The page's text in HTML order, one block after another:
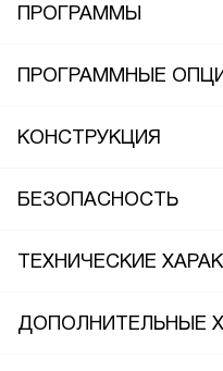
ПРОГРАММЫ
ПРОГРАММНЫЕ
КОНСТРУКЦИЯ
БЕЗОПАСНОСТЬ
ТЕХНИЧЕСКИЕ
ДОПОЛНИТЕЛЬНЫЕ